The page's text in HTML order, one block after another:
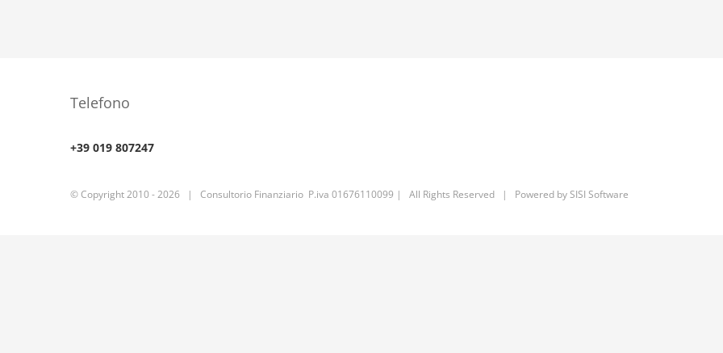
Telefono
+39 019 807247
© Copyright 2010 -2026 | Consultorio Finanziario P.iva 01676110099 | All Rights Reserved | Powered bySISI Software